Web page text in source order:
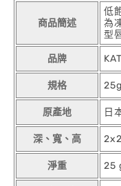
商品簡述
低
為
型
品牌
規格 25g
原產地 日
深、寬、高
淨重 25